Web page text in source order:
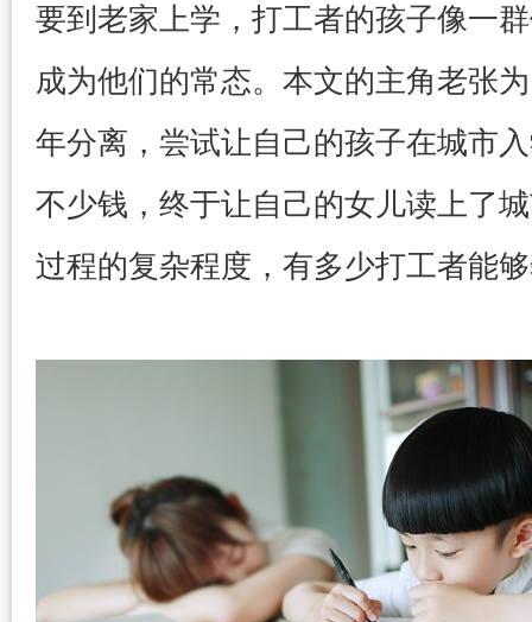
要到老家上学，打工者的孩子像一
成为他们的常态。本文的主角老张
年分离，尝试让自己的孩子在城市
不少钱，终于让自己的女儿读上了
过程的复杂程度，有多少打工者能